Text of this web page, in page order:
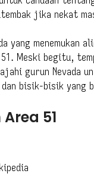
jika nekat
yang menemukan
Meski begitu,
gurun Nevada
bisik-bisik yang
51